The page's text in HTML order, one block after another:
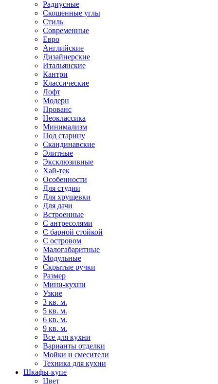
Радиусные
Скошенные углы
Стиль
Современные
Евро
Английские
Дизайнерские
Итальянские
Кантри
Классические
Лофт
Модерн
Прованс
Неоклассика
Минимализм
Под старину
Скандинавские
Элитные
Эксклюзивные
Хай-тек
Особенности
Для студии
Для хрущевки
Для дачи
Встроенные
С антресолями
С барной стойкой
С островом
Малогабаритные
Модульные
Скрытые ручки
Размер
Мини-кухни
Узкие
3 кв. м.
5 кв. м.
6 кв. м.
9 кв. м.
Все для кухни
Варианты отделки
Мойки и смесители
Техника для кухни
Шкафы-купе
Цвет